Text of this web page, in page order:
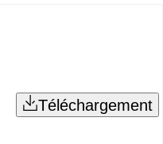
Téléchargement